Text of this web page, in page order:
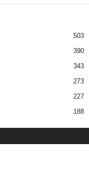
503
390
343
273
227
188